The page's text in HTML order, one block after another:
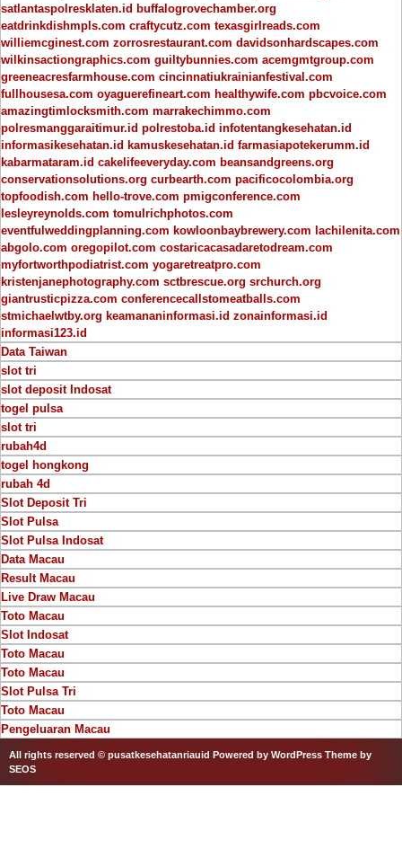
satlantaspolresklaten.id buffalogrovechamber.org
eatdrinkdishmpls.com craftycutz.com texasgirlreads.com
williemcginest.com zorrosrestaurant.com davidsonhardscapes.com
wilkinsactiongraphics.com guiltybunnies.com acemgmtgroup.com
greeneacresfarmhouse.com cincinnatiukrainianfestival.com
fullhousesa.com oyaguerefineart.com healthywife.com pbcvoice.com
amazingtimlocksmith.com marrakechimmo.com
polresmanggaraitimur.id polrestoba.id infotentangkesehatan.id
informasikesehatan.id kamuskesehatan.id farmasiapotekerumm.id
kabarmataram.id cakelifeeveryday.com beansandgreens.org
conservationsolutions.org curbearth.com pacificocolombia.org
topfoodish.com hello-trove.com pmigconference.com
lesleyreynolds.com tomulrichphotos.com
eventfulweddingplanning.com kowloonbaybrewery.com lachilenita.com
abgolo.com oregopilot.com costaricacasadaretodream.com
myfortworthpodiatrist.com yogaretreatpro.com
kristenjanephotography.com sctbrescue.org srchurch.org
giantrusticpizza.com conferencecallstomeatballs.com
stmichaelwtby.org keamananinformasi.id zonainformasi.id
informasi123.id
Data Taiwan
slot tri
slot deposit Indosat
togel pulsa
slot tri
rubah4d
togel hongkong
rubah 4d
Slot Deposit Tri
Slot Pulsa
Slot Pulsa Indosat
Data Macau
Result Macau
Live Draw Macau
Toto Macau
Slot Indosat
Toto Macau
Toto Macau
Slot Pulsa Tri
Toto Macau
Pengeluaran Macau
All rights reserved © pusatkesehatanriauid Powered by WordPress Theme by
SEOS